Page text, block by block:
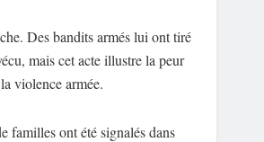
Des bandits armés lui ont tiré
mais cet acte illustre la peur
violence armée.
familles ont été signalés dans